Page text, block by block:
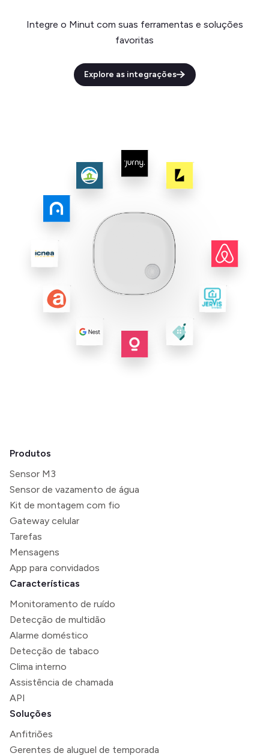
Integre o Minut com suas ferramentas e soluções
favoritas
Explore as integrações
Produtos
Sensor M3
Sensor de vazamento de água
Kit de montagem com fio
Gateway celular
Tarefas
Mensagens
App para convidados
Características
Monitoramento de ruído
Detecção de multidão
Alarme doméstico
Detecção de tabaco
Clima interno
Assistência de chamada
API
Soluções
Anfitriões
Gerentes de aluguel de temporada